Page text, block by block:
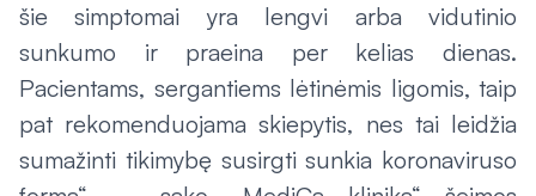
šie simptomai yra lengvi arba vidutinio
sunkumo ir praeina per kelias dienas.
Pacientams, sergantiems lėtinėmis ligomis, taip
pat rekomenduojama skiepytis, nes tai leidžia
sumažinti tikimybę susirgti sunkia koronaviruso